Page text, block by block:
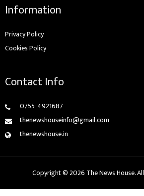
Information
Privacy Policy
Cookies Policy
Contact Info
0755-4921687
thenewshouseinfo@gmail.com
thenewshouse.in
Copyright © 2026 The News House.